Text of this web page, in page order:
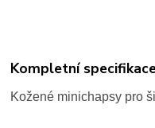
Kompletní
Kožené minichapsy pro